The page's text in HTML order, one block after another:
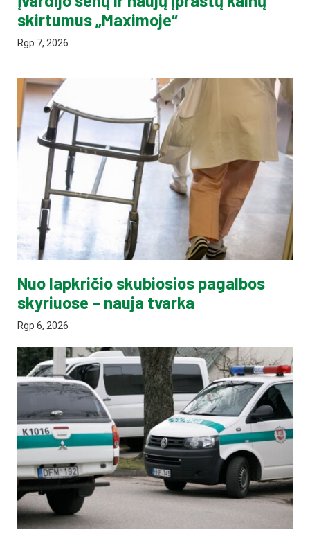
skirtumus „Maximoje“
Rgp 7, 2026
Nuo lapkričio skubiosios pagalbos
skyriuose – nauja tvarka
Rgp 6, 2026